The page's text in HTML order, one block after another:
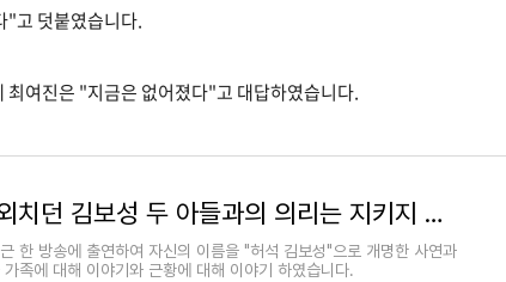
"고 덧붙였습니다.
여진은 "지금은 없어졌다"고 대답하였습니다.
"의리" 외치던 김보성 두 아들과의 의리는 지키지 못해.. "두 아들과 연락 두절" 사연 밝히며 눈물
한 방송에 출연하여 자신의 이름을 "허석 김보성"으로 개명한 사연과
가족에 대해 이야기와 근황에 대해 이야기 하였습니다.